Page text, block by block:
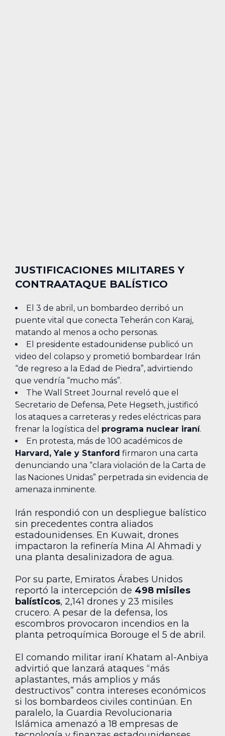
JUSTIFICACIONES MILITARES Y
CONTRAATAQUE BALÍSTICO
El 3 de abril, un bombardeo derribó un
puente vital que conecta Teherán con Karaj,
matando al menos a ocho personas.
El presidente estadounidense publicó un
video del colapso y prometió bombardear Irán
“de regreso a la Edad de Piedra”, advirtiendo
que vendría “mucho más”.
The Wall Street Journal reveló que el
Secretario de Defensa, Pete Hegseth, justificó
los ataques a carreteras y redes eléctricas para
frenar la logística del programa nuclear iraní.
En protesta, más de 100 académicos de
Harvard, Yale y Stanford firmaron una carta
denunciando una “clara violación de la Carta de
las Naciones Unidas” perpetrada sin evidencia de
amenaza inminente.
Irán respondió con un despliegue balístico
sin precedentes contra aliados
estadounidenses. En Kuwait, drones
impactaron la refinería Mina Al Ahmadi y
una planta desalinizadora de agua.
Por su parte, Emiratos Árabes Unidos
reportó la intercepción de 498 misiles
balísticos, 2,141 drones y 23 misiles
crucero. A pesar de la defensa, los
escombros provocaron incendios en la
planta petroquímica Borouge el 5 de abril.
El comando militar iraní Khatam al-Anbiya
advirtió que lanzará ataques “más
aplastantes, más amplios y más
destructivos” contra intereses económicos
si los bombardeos civiles continúan. En
paralelo, la Guardia Revolucionaria
Islámica amenazó a 18 empresas de